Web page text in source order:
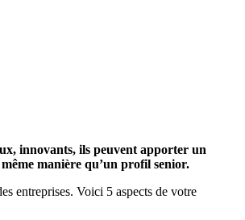
innovants, ils peuvent apporter un
manière qu’un profil senior.
entreprises. Voici 5 aspects de votre